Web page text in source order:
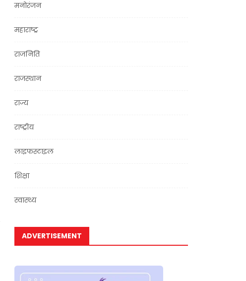
मनोरंजन
महाराष्ट्र
राजनिति
राजस्थान
राज्य
राष्ट्रीय
लाइफस्टाइल
शिक्षा
स्वास्थ्य
ADVERTISEMENT